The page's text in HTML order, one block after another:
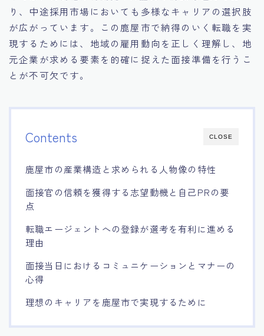
16.エージェントと良好な関係を築く方法
17.面接でブランクを効果的に伝える方法
18.転職後の職場に適応するためのヒント
り、中途採用市場においても多様なキャリアの選択肢
が広がっています。この鹿屋市で納得のいく転職を実
現するためには、地域の雇用動向を正しく理解し、地
元企業が求める要素を的確に捉えた面接準備を行うこ
とが不可欠です。
CLOSE
Contents
鹿屋市の産業構造と求められる人物像の特性
面接官の信頼を獲得する志望動機と自己PRの要
点
転職エージェントへの登録が選考を有利に進める
理由
面接当日におけるコミュニケーションとマナーの
心得
理想のキャリアを鹿屋市で実現するために